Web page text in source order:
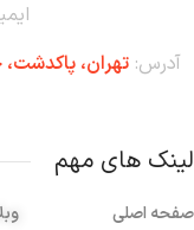
آدرس:تهران،‌
لینک های مهم
صفحه اصلی